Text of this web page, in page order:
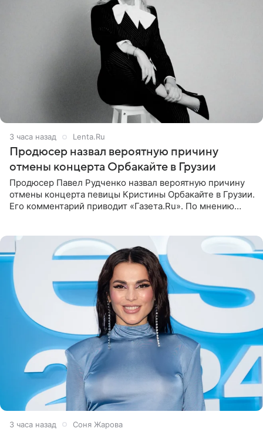
3 часа назад Lenta.Ru
Продюсер назвал вероятную причину
отмены концерта Орбакайте в Грузии
Продюсер Павел Рудченко назвал вероятную причину
отмены концерта певицы Кристины Орбакайте в Грузии.
Его комментарий приводит «Газета.Ru». По мнению
3 часа назад Соня Жарова